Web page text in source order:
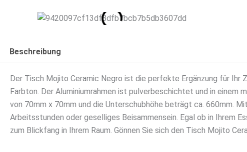
Beschreibung
Der Tisch Mojito Ceramic Negro ist die perfekte Ergänzung für Ihr
Farbton. Der Aluminiumrahmen ist pulverbeschichtet und in
von 70mm x 70mm und die Unterschubhöhe beträgt ca. 660mm. Mit
Arbeitsstunden oder geselliges Beisammensein. Egal ob in Ihrem
zum Blickfang in Ihrem Raum. Gönnen Sie sich den Tisch Mojito